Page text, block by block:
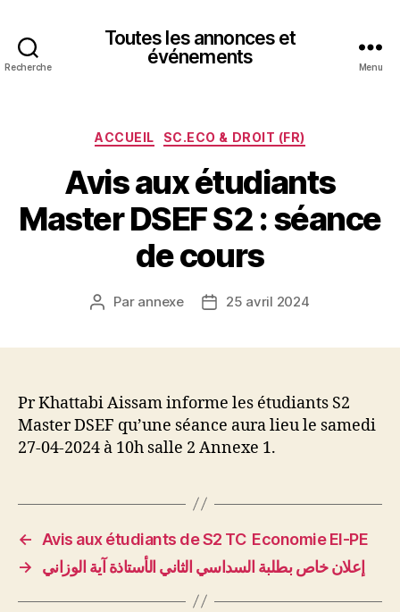
Recherche
Toutes les annonces et
événements
Menu
Catégories
ACCUEIL SC.ECO & DROIT (FR)
Avis aux étudiants
Master DSEF S2 : séance
de cours
Auteur
Par annexe
Date25 avril 2024
Pr Khattabi Aissam informe les étudiants S2
Master DSEF qu’une séance aura lieu le samedi
27-04-2024 à 10h salle 2 Annexe 1.
←
Avis aux étudiants de S2 TC Economie EI-PE
→
إعلان خاص بطلبة السداسي الثاني الأستاذة آية الوزاني